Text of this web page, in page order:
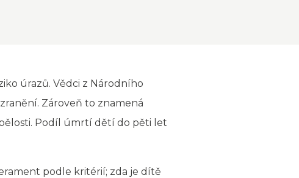
úrazů. Vědci z Národního
Zároveň to znamená
Podíl úmrtí dětí do pěti let
podle kritérií; zda je dítě